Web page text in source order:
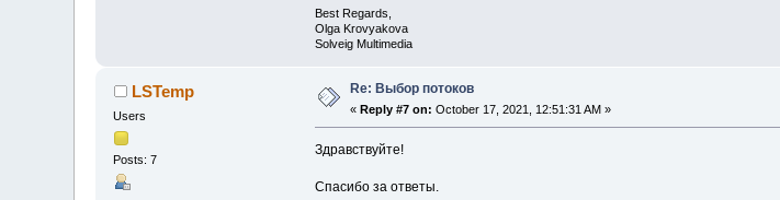
Best Regards,
Olga Krovyakova
Solveig Multimedia
LSTemp
Users
Posts: 7
Re: Выбор потоков
«Reply #7 on: October 17, 2021, 12:51:31 AM »
Здравствуйте!
Спасибо за ответы.